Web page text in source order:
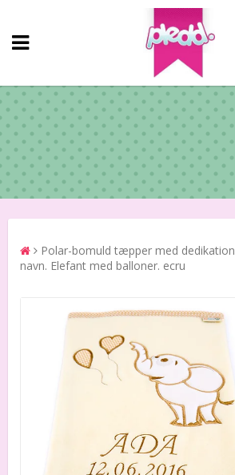
Polar-bomuld tæpper med dedikation
navn. Elefant med balloner. ecru